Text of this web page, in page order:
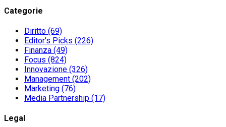
Categorie
Diritto (69)
Editor's Picks (226)
Finanza (49)
Focus (824)
Innovazione (326)
Management (202)
Marketing (76)
Media Partnership (17)
Legal